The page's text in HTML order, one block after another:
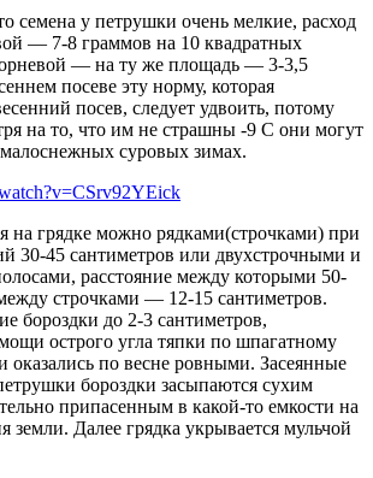
семена у петрушки очень мелкие, расход
— 7-8 граммов на 10 квадратных
— на ту же площадь — 3-3,5
посеве эту норму, которая
посев, следует удвоить, потому
на то, что им не страшны -9 С они могут
суровых зимах.
на грядке можно рядками(строчками) при
30-45 сантиметров или двухстрочными и
расстояние между которыми 50-
строчками — 12-15 сантиметров.
бороздки до 2-3 сантиметров,
острого угла тяпки по шпагатному
оказались по весне ровными. Засеянные
бороздки засыпаются сухим
припасенным в какой-то емкости на
земли. Далее грядка укрывается мульчой